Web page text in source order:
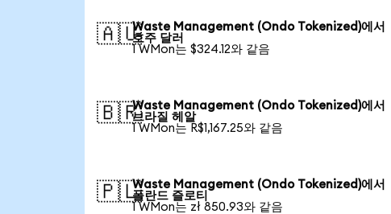
🇦🇺Waste Management (Ondo Tokenized)에서
호주 달러
1 WMon는 $324.12와 같음
🇧🇷Waste Management (Ondo Tokenized)에서
브라질 헤알
1 WMon는 R$1,167.25와 같음
🇵🇱Waste Management (Ondo Tokenized)에서
폴란드 즐로티
1 WMon는 zł 850.93와 같음